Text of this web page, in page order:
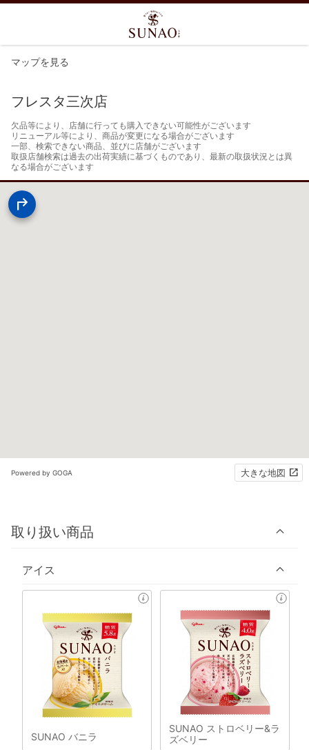
マップを見る
フレスタ三次店
欠品等により、店舗に行っても購入できない可能性がございます
リニューアル等により、商品が変更になる場合がございます
一部、検索できない商品、並びに店舗がございます
取扱店舗検索は過去の出荷実績に基づくものであり、最新の取扱状況とは異
なる場合がございます
Powered by GOGA 大きな地図
取り扱い商品
アイス
SUNAO バニラ
SUNAO ストロベリー&ラ
ズベリー